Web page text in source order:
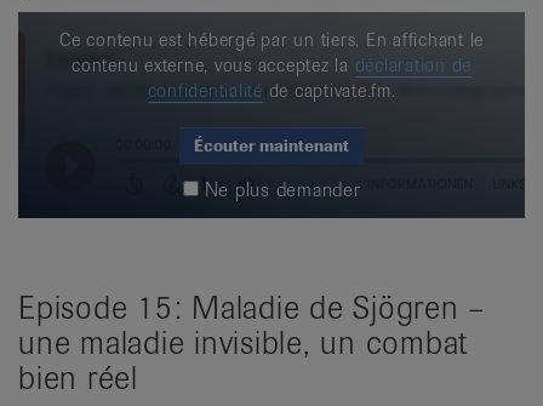
Ce contenu est hébergé par un tiers. En affichant le
contenu externe, vous acceptez la déclaration de
confidentialité de captivate.fm.
Écouter maintenant
Ne plus demander
Episode 15: Maladie de Sjögren –
une maladie invisible, un combat
bien réel